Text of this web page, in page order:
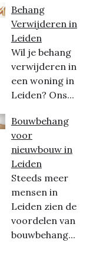
Behang
Verwijderen in
Leiden
Wil je behang
verwijderen in
een woning in
Leiden? Ons...
Bouwbehang
voor
nieuwbouw in
Leiden
Steeds meer
mensen in
Leiden zien de
voordelen van
bouwbehang...